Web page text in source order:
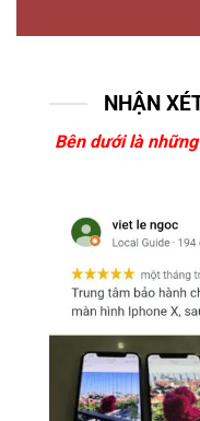
NHẬN
Bên dưới là